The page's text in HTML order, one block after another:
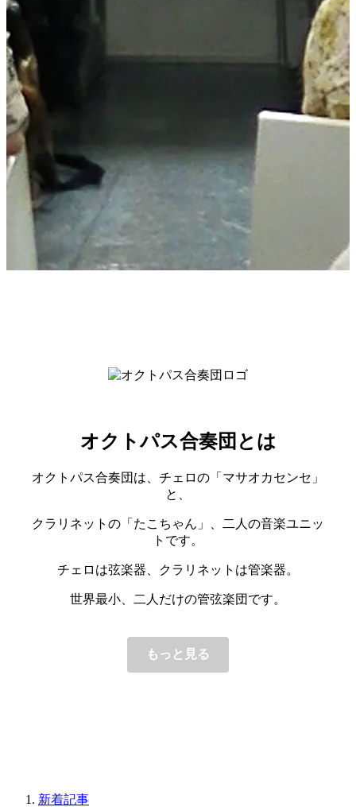
オクトパス合奏団とは
オクトパス合奏団は、チェロの「マサオカセンセ」
と、
クラリネットの「たこちゃん」、二人の音楽ユニッ
トです。
チェロは弦楽器、クラリネットは管楽器。
世界最小、二人だけの管弦楽団です。
もっと見る
新着記事